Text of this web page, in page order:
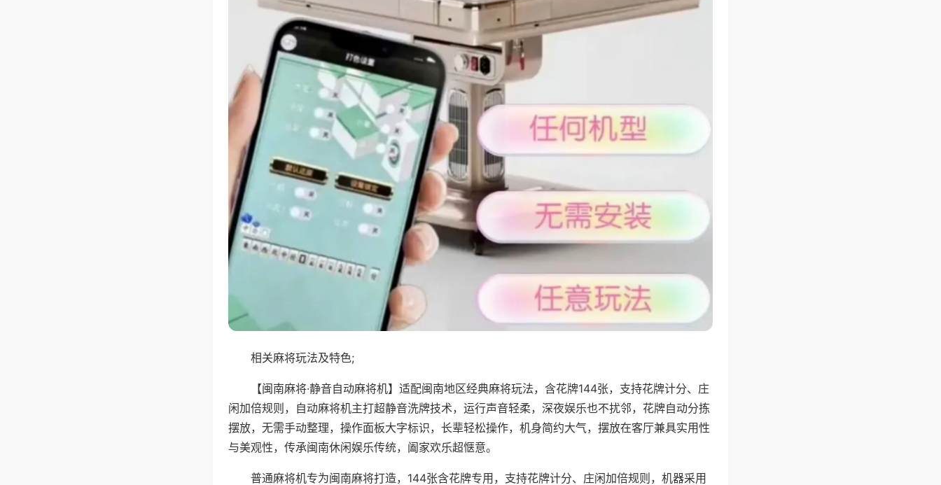
相关麻将玩法及特色;
【闽南麻将·静音自动麻将机】适配闽南地区经典麻将玩法，含花牌144张，支持花牌计分、庄
闲加倍规则，自动麻将机主打超静音洗牌技术，运行声音轻柔，深夜娱乐也不扰邻，花牌自动分拣
摆放，无需手动整理，操作面板大字标识，长辈轻松操作，机身简约大气，摆放在客厅兼具实用性
与美观性，传承闽南休闲娱乐传统，阖家欢乐超惬意。
普通麻将机专为闽南麻将打造，144张含花牌专用，支持花牌计分、庄闲加倍规则，机器采用